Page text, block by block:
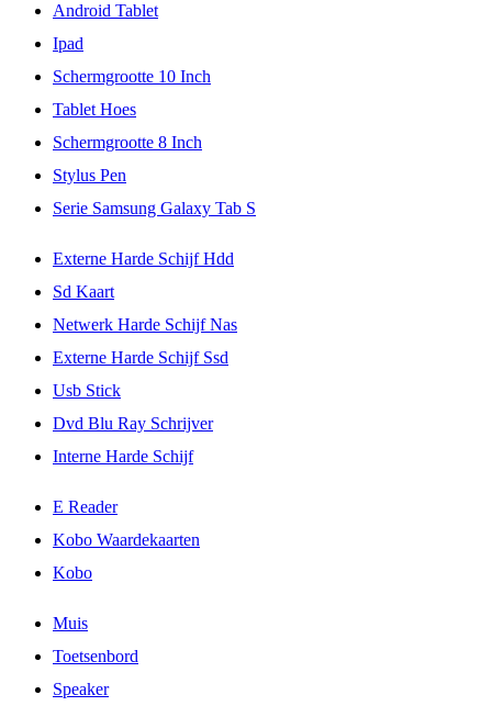
Android Tablet
Ipad
Schermgrootte 10 Inch
Tablet Hoes
Schermgrootte 8 Inch
Stylus Pen
Serie Samsung Galaxy Tab S
Externe Harde Schijf Hdd
Sd Kaart
Netwerk Harde Schijf Nas
Externe Harde Schijf Ssd
Usb Stick
Dvd Blu Ray Schrijver
Interne Harde Schijf
E Reader
Kobo Waardekaarten
Kobo
Muis
Toetsenbord
Speaker